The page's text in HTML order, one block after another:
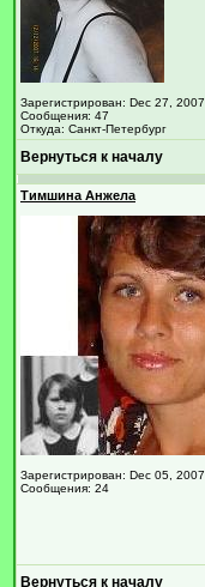
Зарегистрирован: Dec 27, 2007
Сообщения: 47
Откуда: Санкт-Петербург
Вернуться к началу
Тимшина Анжела
Зарегистрирован: Dec 05, 2007
Сообщения: 24
Вернуться к началу